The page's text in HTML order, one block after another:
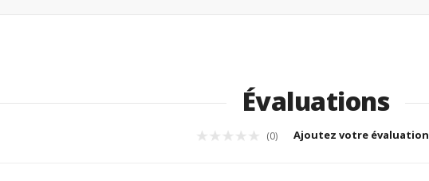
Évaluations
(0) Ajoutez votre évaluation